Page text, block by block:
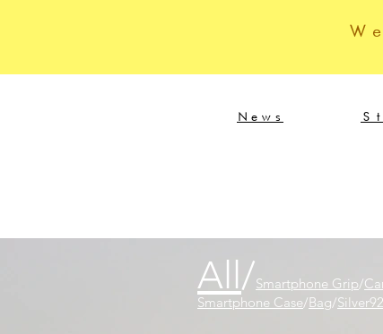
News
All/Smartphone Grip/
Smartphone Case/Bag/